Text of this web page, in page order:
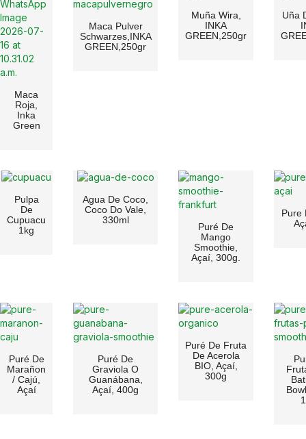
Maca
Roja,
Inka
Green
Maca Pulver
Schwarzes,INKA
GREEN,250gr
Muña Wira,
INKA
GREEN,250gr
Uña
Pulpa
De
Cupuacu
1kg
Agua De Coco,
Coco Do Vale,
330ml
Puré De
Mango
Smoothie,
Açaí, 300g.
Pure
Puré De
Marañon
/ Cajú,
Açaí
Puré De
Graviola O
Guanábana,
Açaí, 400g
Puré De Fruta
De Acerola
BIO, Açaí,
300g